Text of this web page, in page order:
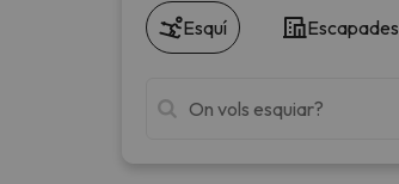
Esquí Escapades